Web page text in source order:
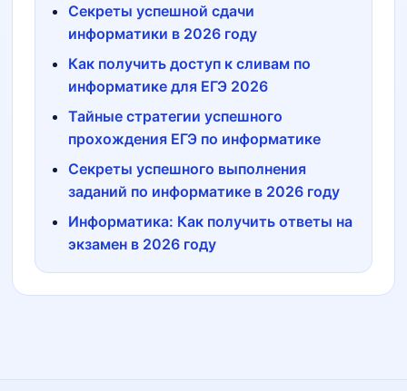
Секреты успешной сдачи
информатики в 2026 году
Как получить доступ к сливам по
информатике для ЕГЭ 2026
Тайные стратегии успешного
прохождения ЕГЭ по информатике
Секреты успешного выполнения
заданий по информатике в 2026 году
Информатика: Как получить ответы на
экзамен в 2026 году